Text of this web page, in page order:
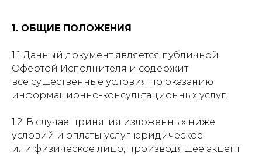
1. ОБЩИЕ ПОЛОЖЕНИЯ
1.1 Данный документ является публичной
Офертой Исполнителя и содержит
все существенные условия по оказанию
информационно-консультационных услуг.
1.2. В случае принятия изложенных ниже
условий и оплаты услуг юридическое
или физическое лицо, производящее акцепт